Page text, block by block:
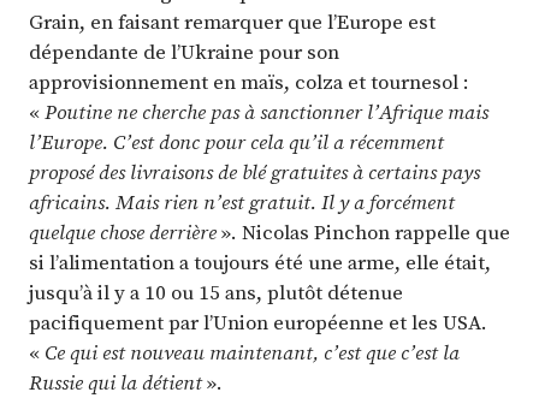
Grain, en faisant remarquer que l’Europe est
dépendante de l’Ukraine pour son
approvisionnement en maïs, colza et tournesol :
«Poutine ne cherche pas à sanctionner l’Afrique mais
l’Europe. C’est donc pour cela qu’il a récemment
proposé des livraisons de blé gratuites à certains pays
africains. Mais rien n’est gratuit. Il y a forcément
quelque chose derrière». Nicolas Pinchon rappelle que
si l’alimentation a toujours été une arme, elle était,
jusqu’à il y a 10 ou 15 ans, plutôt détenue
pacifiquement par l’Union européenne et les USA.
« Ce qui est nouveau maintenant, c’est que c’est la
Russie qui la détient».